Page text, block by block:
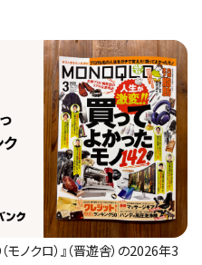
ノクロ）』（晋遊舎）の2026年3